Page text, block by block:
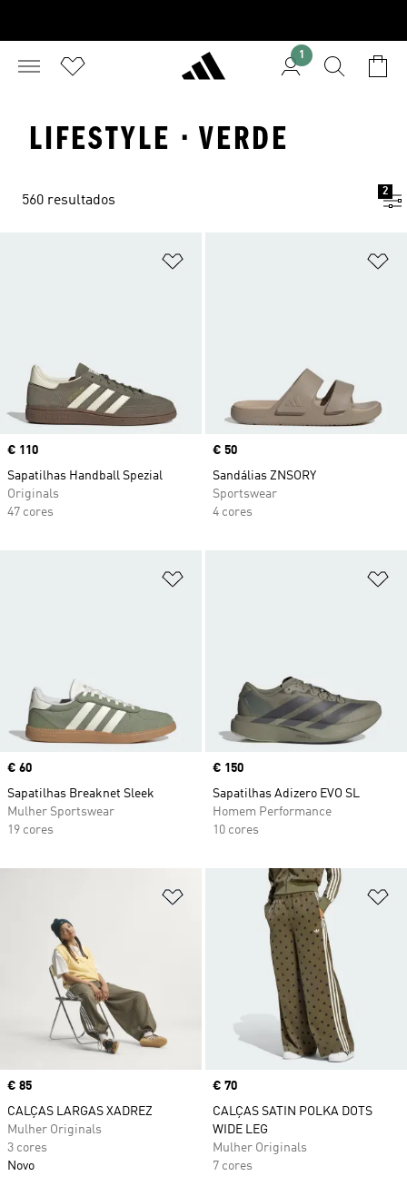
1
LIFESTYLE · VERDE
560 resultados
2
Price
€ 110
Sapatilhas Handball Spezial
Originals
47 cores
Price
€ 50
Sandálias ZNSORY
Sportswear
4 cores
Price
€ 60
Sapatilhas Breaknet Sleek
Mulher Sportswear
19 cores
Price
€ 150
Sapatilhas Adizero EVO SL
Homem Performance
10 cores
Adicionar à Lista de Desejos
Price
€ 85
CALÇAS LARGAS XADREZ
Mulher Originals
3 cores
Novo
Price
€ 70
CALÇAS SATIN POLKA DOTS
WIDE LEG
Mulher Originals
7 cores